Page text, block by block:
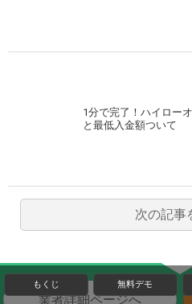
もくじ 無料デモ
1分で完了！ハイロー
と最低入金額ついて
次の記事
業者詳細ページへ